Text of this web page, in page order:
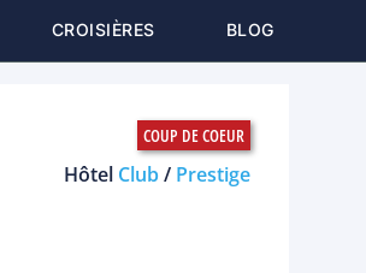
CROISIÈRES BLOG
Hôtel Club/ Prestige